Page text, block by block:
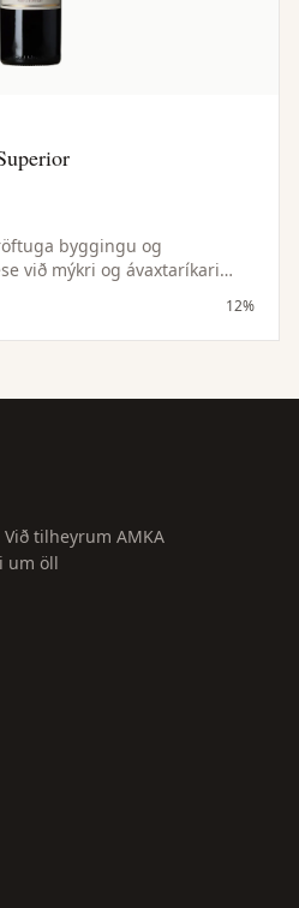
byggingu og
við mýkri og ávaxtaríkari
og vel jafnvægisstillt vín.
12%
tilheyrum AMKA
um öll